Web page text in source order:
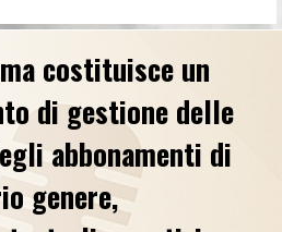
costituisce un
di gestione delle
abbonamenti di
genere,